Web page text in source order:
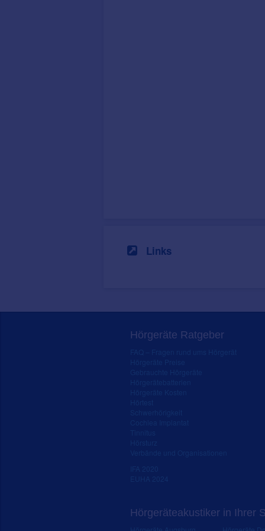
Links
Hörgeräte Ratgeber
Hörgeräteakustiker in Ihrer